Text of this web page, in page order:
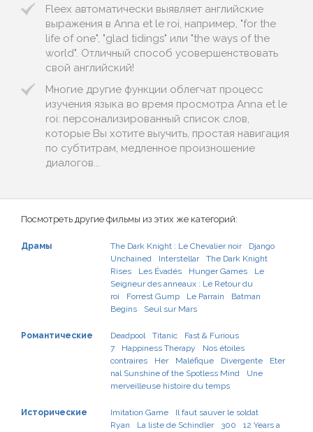
Fleex автоматически выявляет английские
выражения в Anna et le roi, например, "for the
life of one", "glad tidings" или "the ways of the
world". Отличный способ усовершенствовать
свой английский!
Многие другие функции облегчат процесс
изучения языка во время просмотра Anna et le
roi: персонализированный список слов,
которые Вы хотите выучить, простая навигация
по субтитрам, медленное произношение
диалогов...
Посмотреть другие фильмы из этих же категорий:
Драмы The Dark Knight : Le Chevalier noir
Django
Unchained
Interstellar
The Dark Knight
Rises
Les Évadés Hunger Games
Le
Seigneur des anneaux : Le Retour du
roi
Forrest Gump Le Parrain
Batman
Begins
Seul sur Mars
Романтические Deadpool Titanic
Fast & Furious
7
Happiness Therapy
Nos étoiles
contraires
Her Maléfique Divergente
Eter
nal Sunshine of the Spotless Mind
Une
merveilleuse histoire du temps
Исторические Imitation Game
Il faut sauver le soldat
Ryan
La liste de Schindler 300 12 Years a